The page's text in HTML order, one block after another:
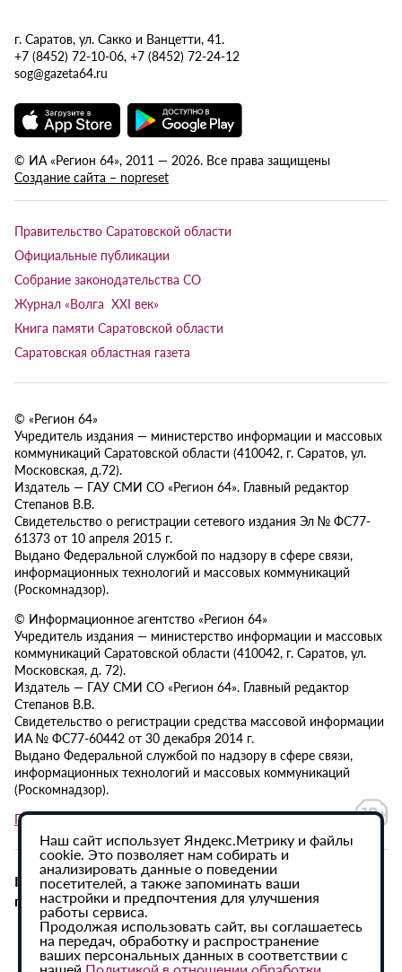
г. Саратов, ул. Сакко и Ванцетти, 41.
+7 (8452) 72-10-06, +7 (8452) 72-24-12
sog@gazeta64.ru
© ИА «Регион 64», 2011 — 2026. Все права защищены
Создание сайта – nopreset
Правительство Саратовской области
Официальные публикации
Собрание законодательства СО
Журнал «Волга XXI век»
Книга памяти Саратовской области
Саратовская областная газета
© «Регион 64»
Учредитель издания — министерство информации и массовых
коммуникаций Саратовской области (410042, г. Саратов, ул.
Московская, д.72).
Издатель — ГАУ СМИ СО «Регион 64». Главный редактор
Степанов В.В.
Свидетельство о регистрации сетевого издания Эл № ФС77-
61373 от 10 апреля 2015 г.
Выдано Федеральной службой по надзору в сфере связи,
информационных технологий и массовых коммуникаций
(Роскомнадзор).
© Информационное агентство «Регион 64»
Учредитель издания — министерство информации и массовых
коммуникаций Саратовской области (410042, г. Саратов, ул.
Московская, д. 72).
Издатель — ГАУ СМИ СО «Регион 64». Главный редактор
Степанов В.В.
Свидетельство о регистрации средства массовой информации
ИА № ФС77-60442 от 30 декабря 2014 г.
Выдано Федеральной службой по надзору в сфере связи,
информационных технологий и массовых коммуникаций
(Роскомнадзор).
Политика в отношении обработки персональных данных
При использовании материалов сайта активная
гиперссылка на ИА «Регион 64» обязательна.
Наш сайт использует Яндекс.Метрику и файлы
cookie. Это позволяет нам собирать и
анализировать данные о поведении
посетителей, а также запоминать ваши
настройки и предпочтения для улучшения
работы сервиса.
Продолжая использовать сайт, вы соглашаетесь
на передач, обработку и распространение
ваших персональных данных в соответствии с